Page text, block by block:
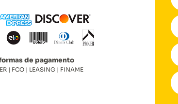
de pagamento
| FCO | LEASING | FINAME